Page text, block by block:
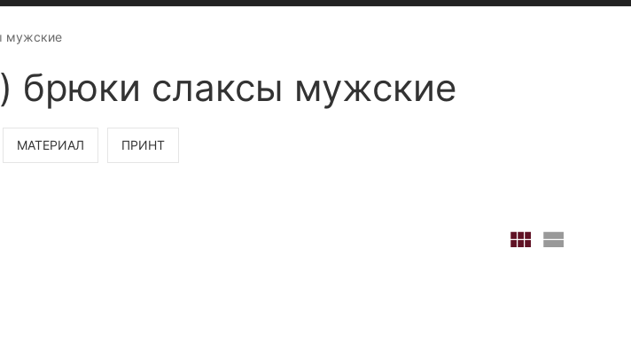
мужские
брюки слаксы мужские
МАТЕРИАЛ ПРИНТ